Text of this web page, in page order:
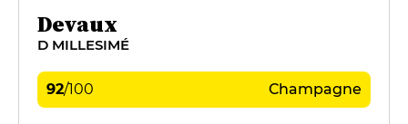
Devaux
D MILLESIMÉ
92/100 Champagne